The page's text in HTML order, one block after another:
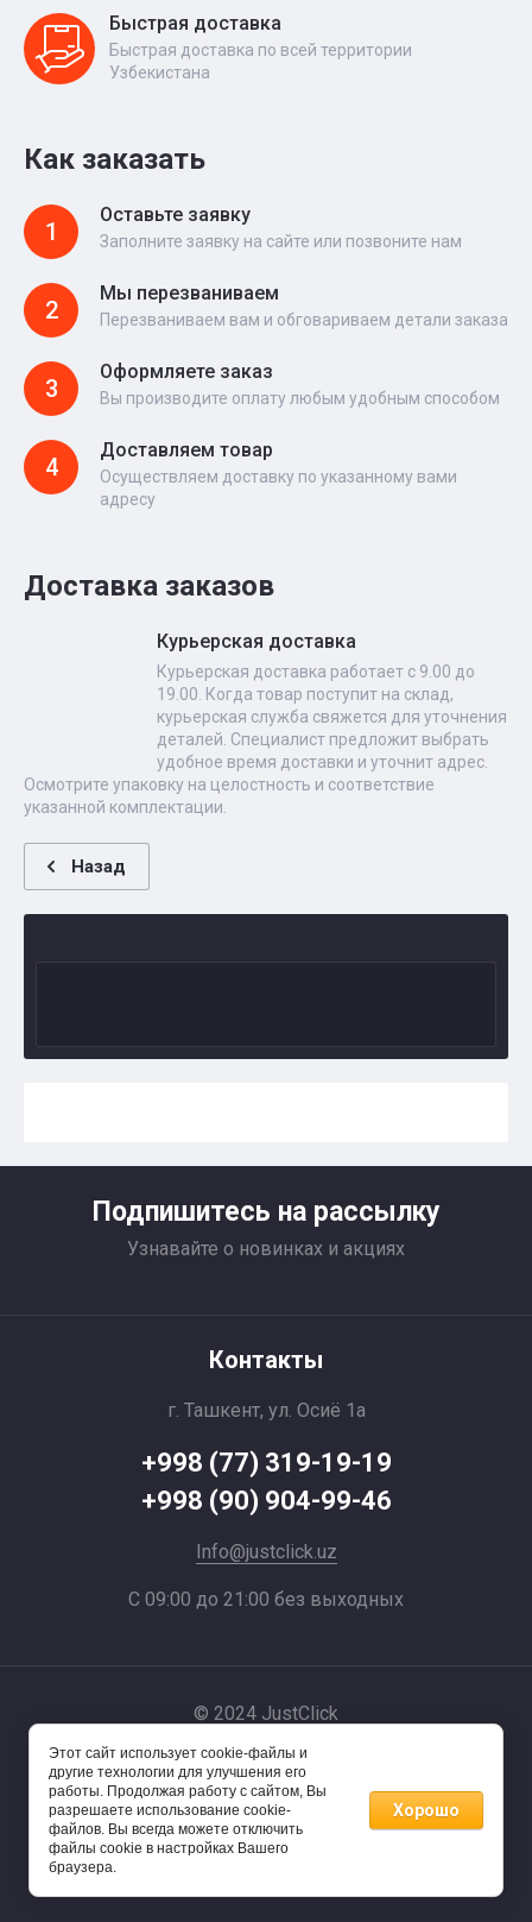
Быстрая доставка
Быстрая доставка по всей территории
Узбекистана
Как заказать
1
Оставьте заявку
Заполните заявку на сайте или позвоните нам
2
Мы перезваниваем
Перезваниваем вам и обговариваем детали заказа
3
Оформляете заказ
Вы производите оплату любым удобным способом
4
Доставляем товар
Осуществляем доставку по указанному вами
адресу
Доставка заказов
Курьерская доставка
Курьерская доставка работает с 9.00 до
19.00. Когда товар поступит на склад,
курьерская служба свяжется для уточнения
деталей. Специалист предложит выбрать
удобное время доставки и уточнит адрес.
Осмотрите упаковку на целостность и соответствие
указанной комплектации.
Назад
Подпишитесь на рассылку
Узнавайте о новинках и акциях
Контакты
г. Ташкент, ул. Осиё 1a
+998 (77) 319-19-19
+998 (90) 904-99-46
Info@justclick.uz
С 09:00 до 21:00 без выходных
© 2024 JustClick
Powered by
Этот сайт использует cookie-файлы и
другие технологии для улучшения его
работы. Продолжая работу с сайтом, Вы
разрешаете использование cookie-
файлов. Вы всегда можете отключить
файлы cookie в настройках Вашего
браузера.
Хорошо